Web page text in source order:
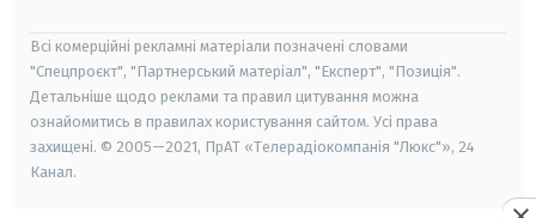
Всі комерційні рекламні матеріали позначені словами
"Спецпроєкт", "Партнерський матеріал", "Експерт", "Позиція".
Детальніше щодо реклами та правил цитування можна
ознайомитись в правилах користування сайтом. Усі права
захищені. © 2005—2021, ПрАТ «Телерадіокомпанія "Люкс"», 24
Канал.